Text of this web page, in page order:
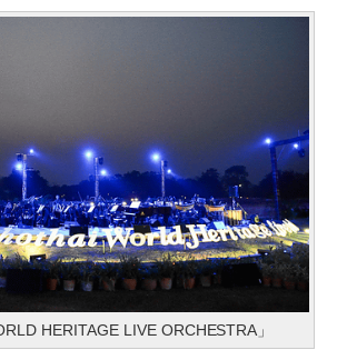
HERITAGE LIVE ORCHESTRA」